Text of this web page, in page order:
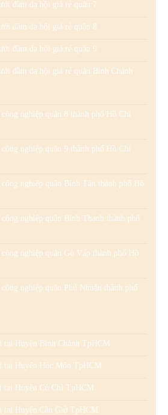
đầm dạ hội giá rẻ quận 7
đầm dạ hội giá rẻ quận 8
đầm dạ hội giá rẻ quận 9
đầm dạ hội giá rẻ quận Bình Chánh
nghiệp quận 8 thành phố Hồ Chí
nghiệp quận 9 thành phố Hồ Chí
nghiệp quận Bình Tân thành phố Hồ
nghiệp quận Bình Thạnh thành phố
nghiệp quận Gò Vấp thành phố Hồ
nghiệp quận Phú Nhuận thành phố
tại Huyện Bình Chánh TpHCM
tại Huyện Hóc Môn TpHCM
tại Huyện Củ Chi TpHCM
tại Huyện Cần Giờ TpHCM